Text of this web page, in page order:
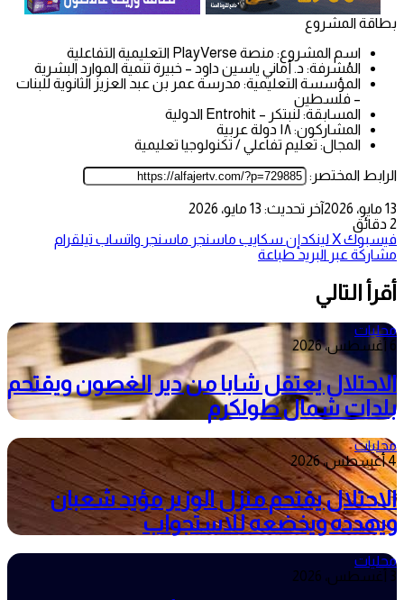
بطاقة المشروع
اسم المشروع: منصة PlayVerse التعليمية التفاعلية
المُشرفة: د. أماني ياسين داود – خبيرة تنمية الموارد البشرية
المؤسسة التعليمية: مدرسة عمر بن عبد العزيز الثانوية للبنات
– فلسطين
المسابقة: لنبتكر – Entrohit الدولية
المشاركون: ١٨ دولة عربية
المجال: تعليم تفاعلي / تكنولوجيا تعليمية
الرابط المختصر:
13 مايو، 2026
آخر تحديث: 13 مايو، 2026
2 دقائق
فيسبوك‫Xلينكدإن سكايب ماسنجر ماسنجر واتساب تيلقرام
مشاركة عبر البريد طباعة
أقرأ التالي
محليات
6 أغسطس، 2026
الاحتلال يعتقل شابا من دير الغصون ويقتحم
بلدات شمال طولكرم
محليات
4 أغسطس، 2026
الاحتلال يقتحم منزل الوزير مؤيد شعبان
ويهدده ويخضعه للاستجواب
محليات
3 أغسطس، 2026